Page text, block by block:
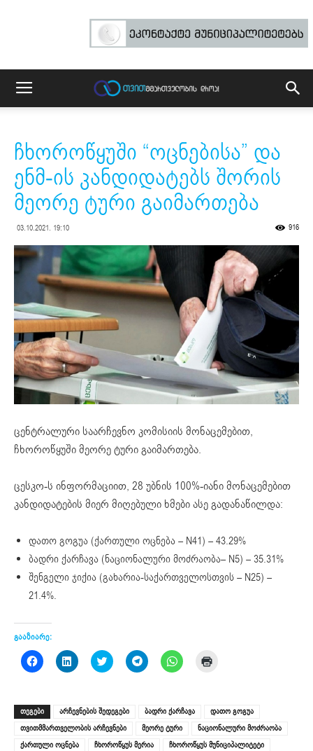
ჩხოროწყუში “ოცნებისა” და
ენმ-ის კანდიდატებს შორის
მეორე ტური გაიმართება
03.10.2021. 19:10 916
ცენტრალური საარჩევნო კომისიის მონაცემებით,
ჩხოროწყუში მეორე ტური გაიმართება.
ცესკო-ს ინფორმაციით, 28 უბნის 100%-იანი მონაცემებით
კანდიდატების მიერ მიღებული ხმები ასე გადანაწილდა:
დათო გოგუა (ქართული ოცნება – N41) – 43.29%
ბადრი ქარჩავა (ნაციონალური მოძრაობა– N5) – 35.31%
შენგელი ჯიქია (გახარია-საქართველოსთვის – N25) –
21.4%.
გააზიარე:
Click
to
(Opens
in
new
window)
Click
to
(Opens
in
new
window)
Click
to
(Opens
in
new
window)
Click
to
(Opens
in
new
window)
Click
to
(Opens
in
new
window)
window)
ᲗᲔᲒᲔᲑᲘ არჩევნების შედეგები ბადრი ქარჩავა
დათო გოგუა
თვითმმართველობის არჩევნები
მეორე ტური
ნაციონალური მოძრაობა
ქართული ოცნება
ჩხოროწყუს მერია
ჩხოროწყუს მუნიციპალიტეტი